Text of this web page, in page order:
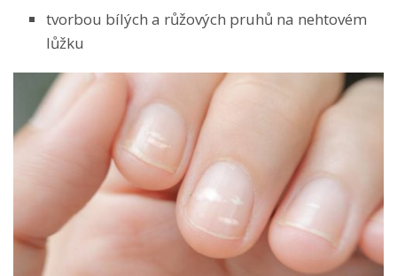
tvorbou bílých a růžových pruhů na nehtovém
lůžku